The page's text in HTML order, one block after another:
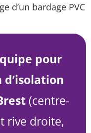
d’un bardage PVC
pour
(centre-
rive droite,